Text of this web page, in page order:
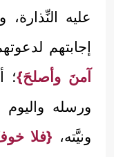
عليه
إجابتهم
آمنَ وأصلحَ}؛
ورسله واليوم
ونيَّته، {فلا